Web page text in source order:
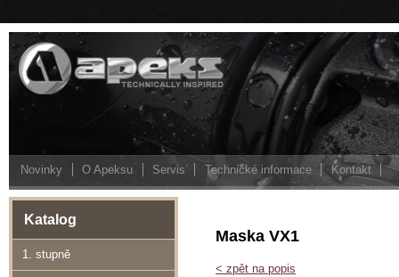
Novinky O Apeksu Servis Technické informace Kontakt
Katalog
1. stupně
Maska VX1
< zpět na popis